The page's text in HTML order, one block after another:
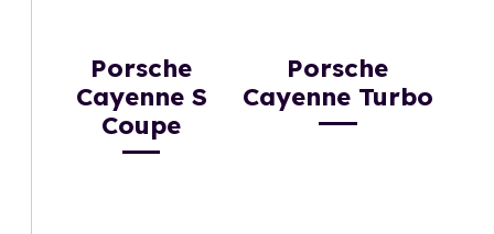
Porsche
Cayenne S
Coupe
Porsche
Cayenne Turbo